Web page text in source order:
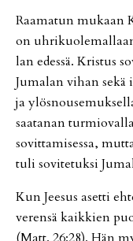
Raa­ma­tun mu­kaan
on
lan edes­sä. Kris­tus
Ju­ma­lan vi­han
ja
saa­ta­nan
so­vit­ta­mi­ses­sa,
tuli so­vi­te­tuk­si
Kun Jee­sus aset­ti
ve­ren­sä kaik­kien
(Matt. 26:28). Hän